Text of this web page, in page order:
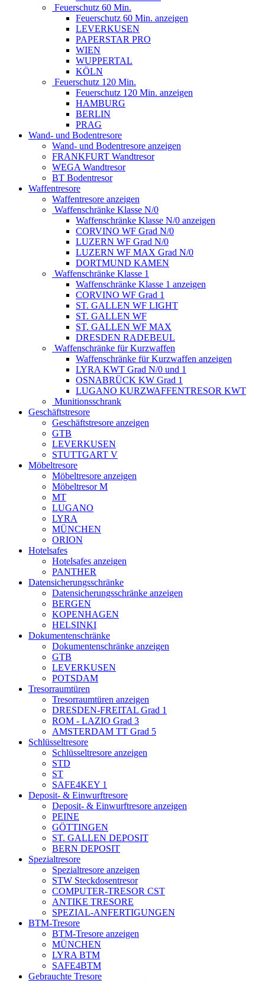
Feuerschutz 60 Min.
Feuerschutz 60 Min. anzeigen
LEVERKUSEN
PAPERSTAR PRO
WIEN
WUPPERTAL
KÖLN
Feuerschutz 120 Min.
Feuerschutz 120 Min. anzeigen
HAMBURG
BERLIN
PRAG
Wand- und Bodentresore
Wand- und Bodentresore anzeigen
FRANKFURT Wandtresor
WEGA Wandtresor
BT Bodentresor
Waffentresore
Waffentresore anzeigen
Waffenschränke Klasse N/0
Waffenschränke Klasse N/0 anzeigen
CORVINO WF Grad N/0
LUZERN WF Grad N/0
LUZERN WF MAX Grad N/0
DORTMUND KAMEN
Waffenschränke Klasse 1
Waffenschränke Klasse 1 anzeigen
CORVINO WF Grad 1
ST. GALLEN WF LIGHT
ST. GALLEN WF
ST. GALLEN WF MAX
DRESDEN RADEBEUL
Waffenschränke für Kurzwaffen
Waffenschränke für Kurzwaffen anzeigen
LYRA KWT Grad N/0 und 1
OSNABRÜCK KW Grad 1
LUGANO KURZWAFFENTRESOR KWT
Munitionsschrank
Geschäftstresore
Geschäftstresore anzeigen
GTB
LEVERKUSEN
STUTTGART V
Möbeltresore
Möbeltresore anzeigen
Möbeltresor M
MT
LUGANO
LYRA
MÜNCHEN
ORION
Hotelsafes
Hotelsafes anzeigen
PANTHER
Datensicherungsschränke
Datensicherungsschränke anzeigen
BERGEN
KOPENHAGEN
HELSINKI
Dokumentenschränke
Dokumentenschränke anzeigen
GTB
LEVERKUSEN
POTSDAM
Tresorraumtüren
Tresorraumtüren anzeigen
DRESDEN-FREITAL Grad 1
ROM - LAZIO Grad 3
AMSTERDAM TT Grad 5
Schlüsseltresore
Schlüsseltresore anzeigen
STD
ST
SAFE4KEY 1
Deposit- & Einwurftresore
Deposit- & Einwurftresore anzeigen
PEINE
GÖTTINGEN
ST. GALLEN DEPOSIT
BERN DEPOSIT
Spezialtresore
Spezialtresore anzeigen
STW Steckdosentresor
COMPUTER-TRESOR CST
ANTIKE TRESORE
SPEZIAL-ANFERTIGUNGEN
BTM-Tresore
BTM-Tresore anzeigen
MÜNCHEN
LYRA BTM
SAFE4BTM
Gebrauchte Tresore